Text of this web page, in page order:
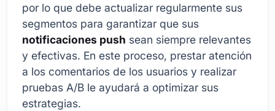
por lo que debe actualizar regularmente sus
segmentos para garantizar que sus
notificaciones push sean siempre relevantes
y efectivas. En este proceso, prestar atención
a los comentarios de los usuarios y realizar
pruebas A/B le ayudará a optimizar sus
estrategias.